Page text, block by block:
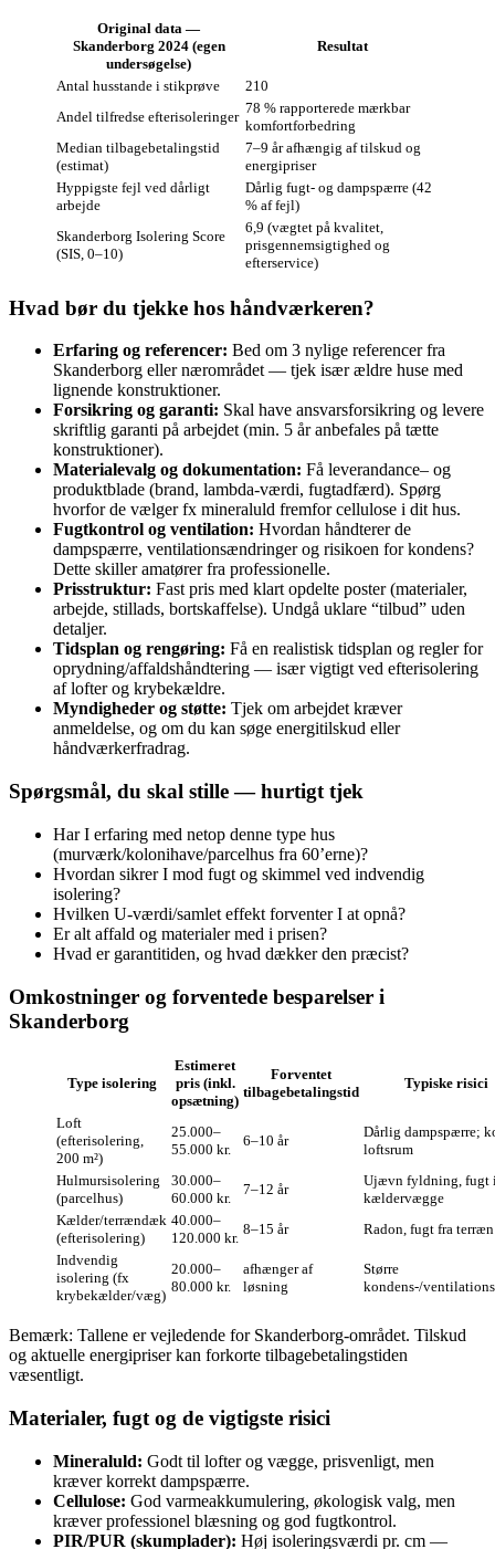
Original data —
Skanderborg 2024 (egen
undersøgelse)
Resultat
Antal husstande i stikprøve
210
Andel tilfredse efterisoleringer
78 % rapporterede mærkbar
komfortforbedring
Median tilbagebetalingstid
(estimat)
7–9 år afhængig af tilskud og
energipriser
Hyppigste fejl ved dårligt
arbejde
Dårlig fugt- og dampspærre (42
% af fejl)
Skanderborg Isolering Score
(SIS, 0–10)
6,9 (vægtet på kvalitet,
prisgennemsigtighed og
efterservice)
Hvad bør du tjekke hos håndværkeren?
Erfaring og referencer: Bed om 3 nylige referencer fra
Skanderborg eller nærområdet — tjek især ældre huse med
lignende konstruktioner.
Forsikring og garanti: Skal have ansvarsforsikring og levere
skriftlig garanti på arbejdet (min. 5 år anbefales på tætte
konstruktioner).
Materialevalg og dokumentation: Få leverandance– og
produktblade (brand, lambda‑værdi, fugtadfærd). Spørg
hvorfor de vælger fx mineraluld fremfor cellulose i dit hus.
Fugtkontrol og ventilation: Hvordan håndterer de
dampspærre, ventilationsændringer og risikoen for kondens?
Dette skiller amatører fra professionelle.
Prisstruktur: Fast pris med klart opdelte poster (materialer,
arbejde, stillads, bortskaffelse). Undgå uklare “tilbud” uden
detaljer.
Tidsplan og rengøring: Få en realistisk tidsplan og regler for
oprydning/affaldshåndtering — især vigtigt ved efterisolering
af lofter og krybekældre.
Myndigheder og støtte: Tjek om arbejdet kræver
anmeldelse, og om du kan søge energitilskud eller
håndværkerfradrag.
Spørgsmål, du skal stille — hurtigt tjek
Har I erfaring med netop denne type hus
(murværk/kolonihave/parcelhus fra 60’erne)?
Hvordan sikrer I mod fugt og skimmel ved indvendig
isolering?
Hvilken U‑værdi/samlet effekt forventer I at opnå?
Er alt affald og materialer med i prisen?
Hvad er garantitiden, og hvad dækker den præcist?
Omkostninger og forventede besparelser i
Skanderborg
Type isolering
Estimeret
pris (inkl.
opsætning)
Forventet
tilbagebetalingstid
Typiske risici
Loft
(efterisolering,
200 m²)
25.000–
55.000 kr.
6–10 år
Dårlig dampspærre;
loftsrum
Hulmursisolering
(parcelhus)
30.000–
60.000 kr.
7–12 år
Ujævn fyldning, fugt
kældervægge
Kælder/terrændæk
(efterisolering)
40.000–
120.000 kr.
8–15 år
Radon, fugt fra terræn
Indvendig
isolering (fx
krybekælder/væg)
20.000–
80.000 kr.
afhænger af
løsning
Større
kondens‑/
Bemærk: Tallene er vejledende for Skanderborg‑området. Tilskud
og aktuelle energipriser kan forkorte tilbagebetalingstiden
væsentligt.
Materialer, fugt og de vigtigste risici
Mineraluld: Godt til lofter og vægge, prisvenligt, men
kræver korrekt dampspærre.
Cellulose: God varmeakkumulering, økologisk valg, men
kræver professionel blæsning og god fugtkontrol.
PIR/PUR (skumplader): Høj isoleringsværdi pr. cm —